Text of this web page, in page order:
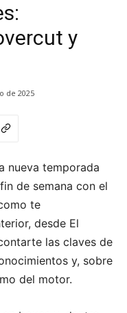
y
de 2025
nueva temporada
de semana con el
te
desde El
las claves de
y, sobre
del motor.